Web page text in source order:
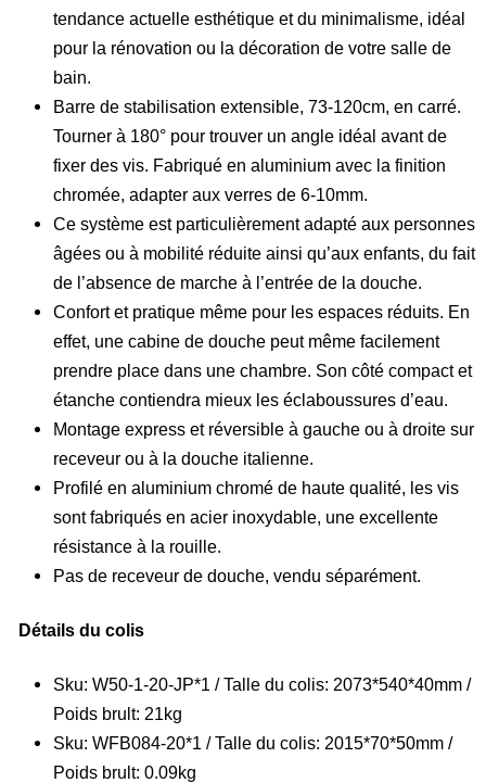
tendance actuelle esthétique et du minimalisme, idéal
pour la rénovation ou la décoration de votre salle de
bain.
Barre de stabilisation extensible, 73-120cm, en carré.
Tourner à 180° pour trouver un angle idéal avant de
fixer des vis. Fabriqué en aluminium avec la finition
chromée, adapter aux verres de 6-10mm.
Ce système est particulièrement adapté aux personnes
âgées ou à mobilité réduite ainsi qu’aux enfants, du fait
de l’absence de marche à l’entrée de la douche.
Confort et pratique même pour les espaces réduits. En
effet, une cabine de douche peut même facilement
prendre place dans une chambre. Son côté compact et
étanche contiendra mieux les éclaboussures d’eau.
Montage express et réversible à gauche ou à droite sur
receveur ou à la douche italienne.
Profilé en aluminium chromé de haute qualité, les vis
sont fabriqués en acier inoxydable, une excellente
résistance à la rouille.
Pas de receveur de douche, vendu séparément.
Détails du colis
Sku: W50-1-20-JP*1 / Talle du colis: 2073*540*40mm /
Poids brult: 21kg
Sku: WFB084-20*1 / Talle du colis: 2015*70*50mm /
Poids brult: 0.09kg